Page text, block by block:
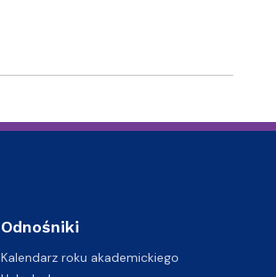
Odnośniki
Kalendarz roku akademickiego